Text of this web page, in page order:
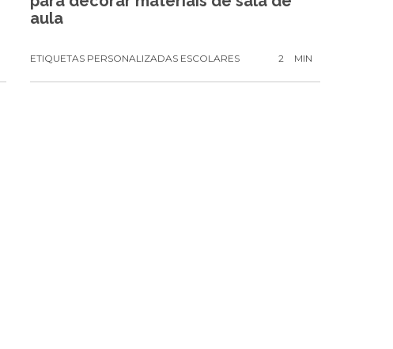
aula
ETIQUETAS PERSONALIZADAS ESCOLARES 2 MIN